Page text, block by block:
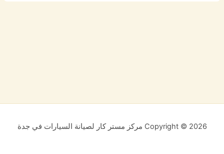
Copyright © 2026 مركز مستر كار لصيانة السيارات في جدة